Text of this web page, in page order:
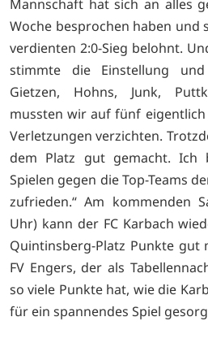
Mannschaft hat sich an alles
Woche besprochen haben und
verdienten 2:0-Sieg belohnt.
stimmte die Einstellung
Gietzen, Hohns, Junk,
mussten wir auf fünf
Verletzungen verzichten.
dem Platz gut gemacht. Ich
Spielen gegen die Top-Teams
zufrieden.“ Am kommenden
Uhr) kann der FC Karbach
Quintinsberg-Platz Punkte gut
FV Engers, der als
so viele Punkte hat, wie die
für ein spannendes Spiel